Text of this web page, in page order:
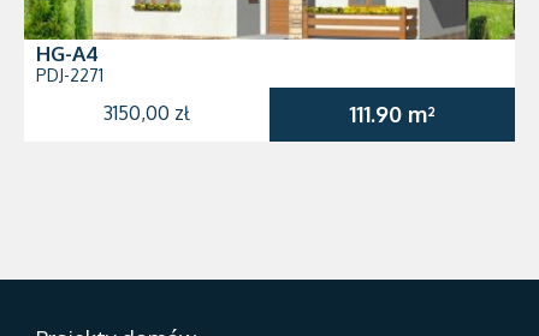
HG-A4
PDJ-2271
3150,00 zł 111.90 m²